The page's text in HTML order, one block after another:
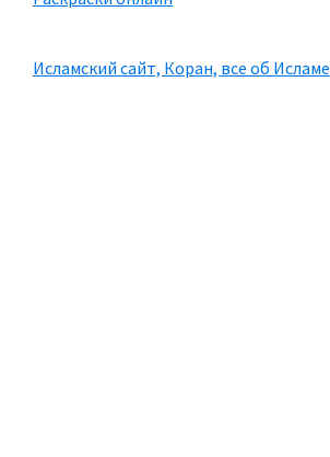
Исламский сайт, Коран, все об Исламе